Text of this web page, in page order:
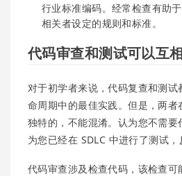
行业标准编码。经常检查有助
相关者设定的规则和标准。
代码审查和测试可以互
对于初学者来说，代码复查和测试
命周期中的最佳实践。但是，两者
独特的，不能混淆。认为您不需要
为您已经在 SDLC 中进行了测试，
代码审查涉及检查代码，该检查可